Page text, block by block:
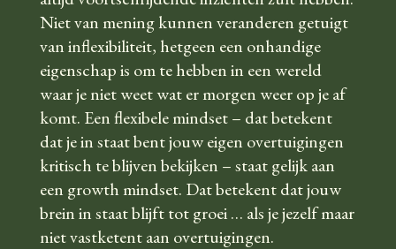
Niet van mening kunnen veranderen getuigt
van inflexibiliteit, hetgeen een onhandige
eigenschap is om te hebben in een wereld
waar je niet weet wat er morgen weer op je af
komt. Een flexibele mindset – dat betekent
dat je in staat bent jouw eigen overtuigingen
kritisch te blijven bekijken – staat gelijk aan
een growth mindset. Dat betekent dat jouw
brein in staat blijft tot groei … als je jezelf maar
niet vastketent aan overtuigingen.